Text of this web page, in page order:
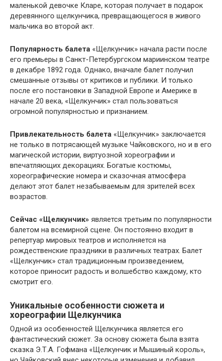
маленькой девочке Кларе, которая получает в подарок
деревянного щелкунчика, превращающегося в живого
мальчика во второй акт.
Популярность балета «Щелкунчик» начала расти после
его премьеры в Санкт-Петербургском мариинском театре
в декабре 1892 года. Однако, вначале балет получил
смешанные отзывы от критиков и публики. И только
после его постановки в Западной Европе и Америке в
начале 20 века, «Щелкунчик» стал пользоваться
огромной популярностью и признанием.
Привлекательность балета «Щелкунчик» заключается
не только в потрясающей музыке Чайковского, но и в его
магической истории, виртуозной хореографии и
впечатляющих декорациях. Богатые костюмы,
хореографические номера и сказочная атмосфера
делают этот балет незабываемым для зрителей всех
возрастов.
Сейчас «Щелкунчик» является третьим по популярности
балетом на всемирной сцене. Он постоянно входит в
репертуар мировых театров и исполняется на
рождественские праздники в различных театрах. Балет
«Щелкунчик» стал традиционным произведением,
которое приносит радость и волшебство каждому, кто
смотрит его.
Уникальные особенности сюжета и
хореографии Щелкунчика
Одной из особенностей Щелкунчика является его
фантастический сюжет. За основу сюжета была взята
сказка Э.Т.А. Гофмана «Щелкунчик и Мышиный король»,